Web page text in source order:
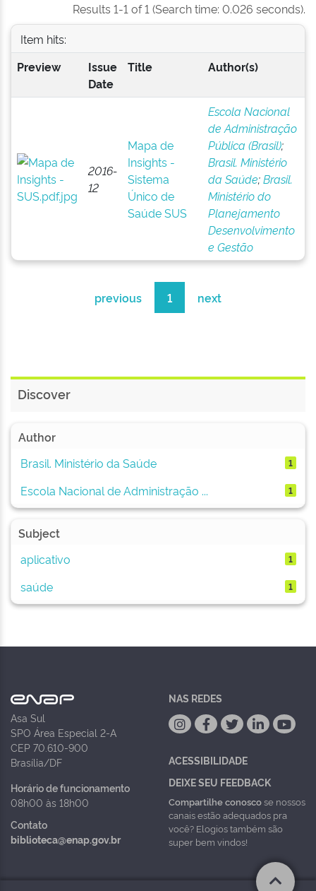
Results 1-1 of 1 (Search time: 0.026 seconds).
Item hits:
Preview
Issue
Date
Title Author(s)
2016-
12
Mapa de
Insights -
Sistema
Único de
Saúde SUS
Escola Nacional
de Administração
Pública (Brasil);
Brasil. Ministério
da Saúde;Brasil.
Ministério do
Planejamento
Desenvolvimento
e Gestão
previous 1 next
Discover
Author
Brasil. Ministério da Saúde
1
Escola Nacional de Administração ... 1
Subject
aplicativo
1
saúde 1
Asa Sul
SPO Área Especial 2-A
CEP 70.610-900
Brasília/DF
Horário de funcionamento
08h00 às 18h00
Contato
biblioteca@enap.gov.br
NAS REDES
ACESSIBILIDADE
DEIXE SEU FEEDBACK
Compartilhe conoscose nossos
canais estão adequados pra
você? Elogios também são
super bem vindos!